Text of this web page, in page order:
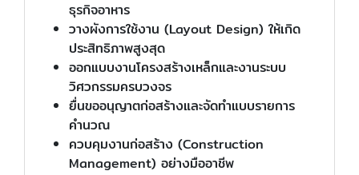
ธุรกิจอาหาร
วางผังการใช้งาน (Layout Design) ให้เกิด
ประสิทธิภาพสูงสุด
ออกแบบงานโครงสร้างเหล็กและงานระบบ
วิศวกรรมครบวงจร
ยื่นขออนุญาตก่อสร้างและจัดทำแบบรายการ
คำนวณ
ควบคุมงานก่อสร้าง (Construction
Management) อย่างมืออาชีพ